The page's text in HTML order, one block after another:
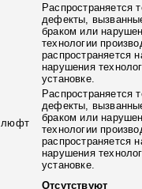
Распространяется
дефекты,
браком или
технологии
распространяется
нарушения
установке.
люфт
Распространяется
дефекты,
браком или
технологии
распространяется
нарушения
установке.
Отсутствуют